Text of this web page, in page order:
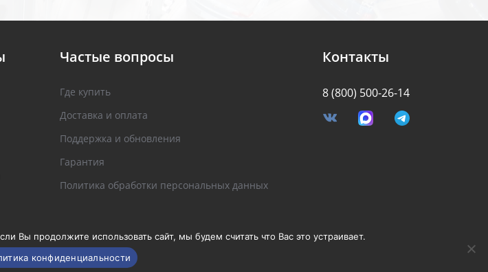
Частые вопросы
Где купить
Доставка и оплата
Поддержка и обновления
Гарантия
Политика обработки персональных данных
Контакты
8 (800) 500-26-14
Вы продолжите использовать сайт, мы будем считать что Вас это устраивает.
конфиденциальности